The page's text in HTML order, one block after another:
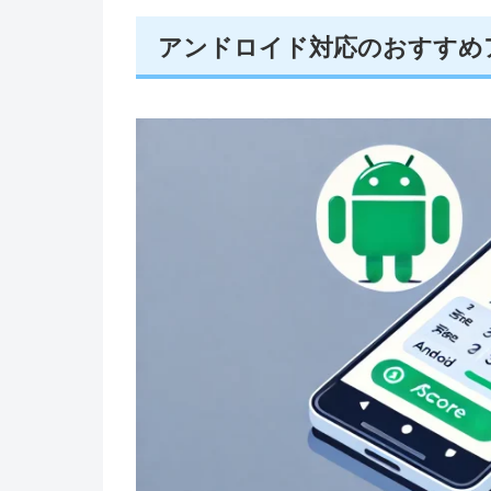
アンドロイド対応のおすすめ